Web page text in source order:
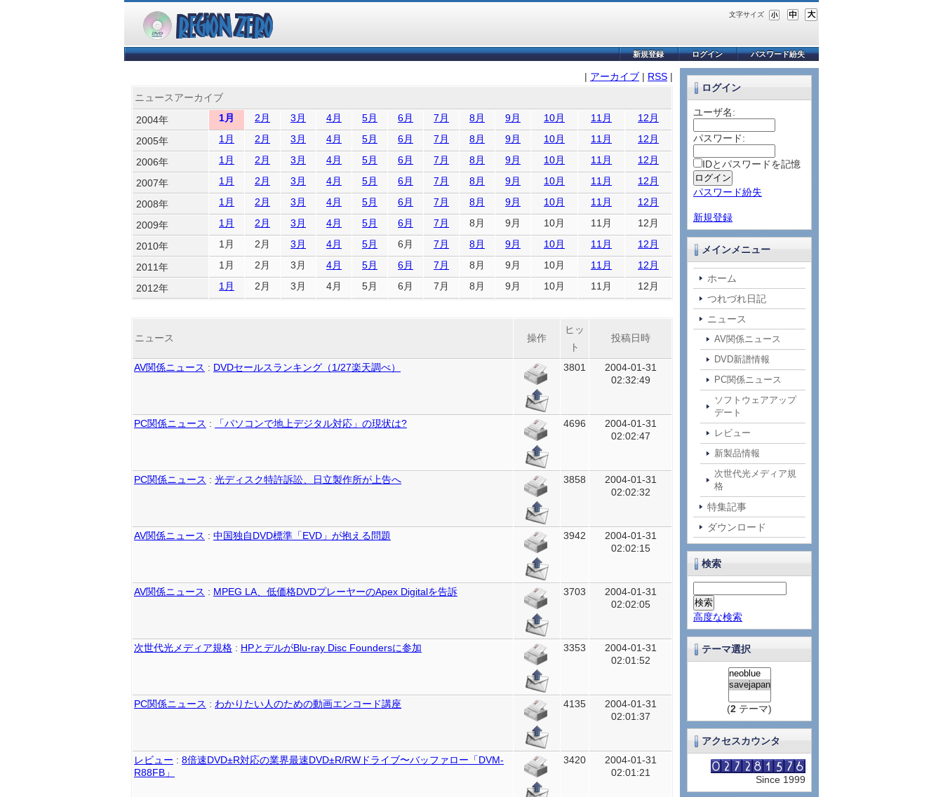
文字サイズ
パスワード紛失
ログイン
新規登録
| アーカイブ | RSS |
ニュースアーカイブ
2004年
1月 2月 3月 4月 5月 6月 7月 8月 9月 10月 11月 12月
2005年 1月 2月 3月 4月 5月 6月 7月 8月 9月 10月 11月 12月
2006年 1月 2月 3月 4月 5月 6月 7月 8月 9月 10月 11月 12月
2007年 1月 2月 3月 4月 5月 6月 7月 8月 9月 10月 11月 12月
2008年 1月 2月 3月 4月 5月 6月 7月 8月 9月 10月 11月 12月
2009年 1月 2月 3月 4月 5月 6月 7月 8月 9月 10月 11月 12月
2010年 1月 2月 3月 4月 5月 6月 7月 8月 9月 10月 11月 12月
2011年 1月 2月 3月 4月 5月 6月 7月 8月 9月 10月 11月 12月
2012年 1月 2月 3月 4月 5月 6月 7月 8月 9月 10月 11月 12月
ニュース 操作
ヒッ
ト
投稿日時
AV関係ニュース : DVDセールスランキング（1/27楽天調べ） 3801
2004-01-31
02:32:49
PC関係ニュース : 「パソコンで地上デジタル対応」の現状は? 4696
2004-01-31
02:02:47
PC関係ニュース : 光ディスク特許訴訟、日立製作所が上告へ 3858
2004-01-31
02:02:32
AV関係ニュース : 中国独自DVD標準「EVD」が抱える問題 3942
2004-01-31
02:02:15
AV関係ニュース : MPEG LA、低価格DVDプレーヤーのApex Digitalを告訴 3703
2004-01-31
02:02:05
次世代光メディア規格 : HPとデルがBlu-ray Disc Foundersに参加 3353
2004-01-31
02:01:52
PC関係ニュース : わかりたい人のための動画エンコード講座 4135
2004-01-31
02:01:37
レビュー : 8倍速DVD±R対応の業界最速DVD±R/RWドライブ〜バッファロー「DVM-
R88FB」
3420
2004-01-31
02:01:21
ログイン
ユーザ名:
パスワード:
IDとパスワードを記憶
パスワード紛失
新規登録
メインメニュー
ホーム
つれづれ日記
ニュース
AV関係ニュース
DVD新譜情報
PC関係ニュース
ソフトウェアアップ
デート
レビュー
新製品情報
次世代光メディア規
格
特集記事
ダウンロード
検索
高度な検索
テーマ選択
(2 テーマ)
アクセスカウンタ
Since 1999